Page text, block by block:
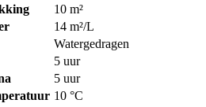
10 m²
14 m²/L
Watergedragen
5 uur
5 uur
10 °C